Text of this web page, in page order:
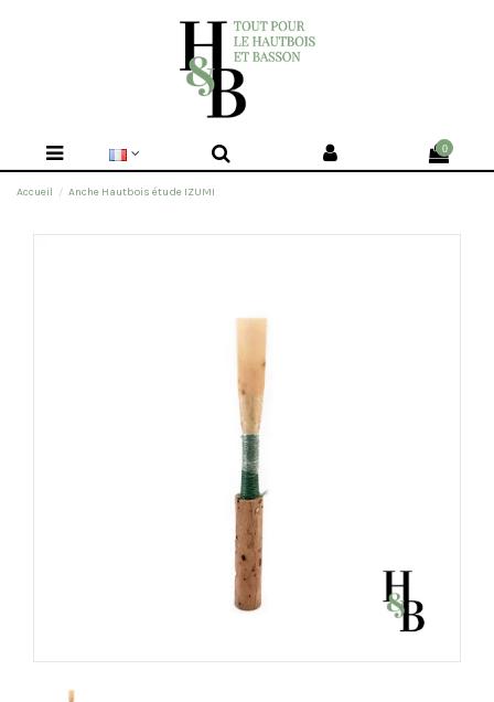
0
Accueil Anche Hautbois étude IZUMI